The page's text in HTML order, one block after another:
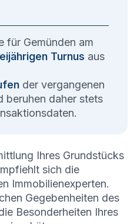
für Gemünden am
Turnus aus
der vergangenen
beruhen daher stets
Ihres Grundstücks
sich die
Immobilienexperten.
Gegebenheiten des
Besonderheiten Ihres